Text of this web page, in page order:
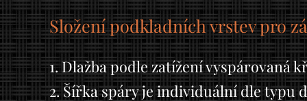
Složení podkladních vrstev pro
1. Dlažba podle zatížení vyspárovaná
2. Šířka spáry je individuální dle typu